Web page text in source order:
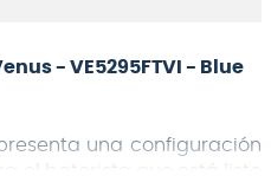
- VE5295FTVI - Blue
una configuración
el baterista que está listo